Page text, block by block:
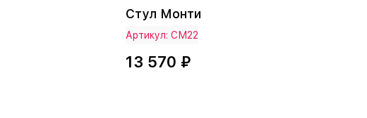
Стул Монти
Артикул: СМ22
13 570 ₽